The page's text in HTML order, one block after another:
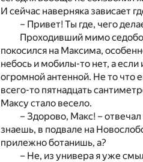
И сейчас наверняка зависает
– Привет! Ты где, чего
Проходивший мимо
покосился на Максима,
небось и мобилы-то нет, а
огромной антенной. Не то что
всего-то пятнадцать
Максу стало весело.
– Здорово, Макс! –
знаешь, в подвале на
прилежно ботанишь, а?
– Не, из универа я уже